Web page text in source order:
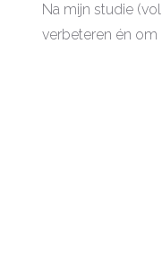
Na mijn studie
verbeteren én om